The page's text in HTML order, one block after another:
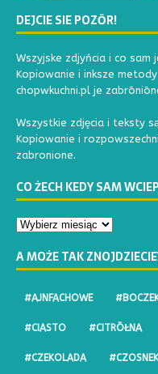
DEJCIE SIE POZŌR!
Wszyjske zdjyńcia i co sam
Kopiowanie i inksze
chopwkuchni.pl je
Wszystkie zdjęcia i teksty
Kopiowanie i
zabronione.
CO ŻECH KEDY SAM
A MOŻE TAK
#AJNFACHOWE
#CIASTO #CITRŌŁNA
#CZEKOLADA #CZOSNEK